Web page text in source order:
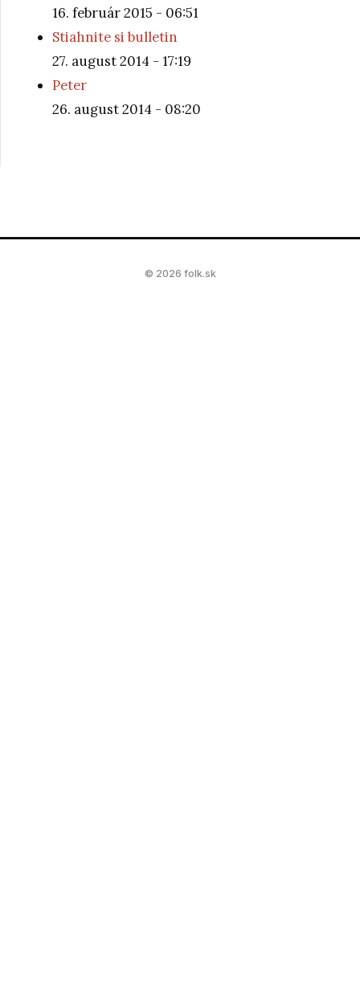
16. február 2015 - 06:51
Stiahnite si bulletin
27. august 2014 - 17:19
Peter
26. august 2014 - 08:20
© 2026 folk.sk